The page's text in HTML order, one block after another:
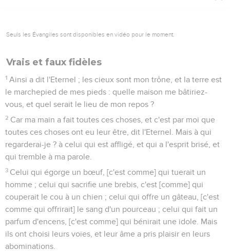
Seuls les Évangiles sont disponibles en vidéo pour le moment.
Vrais et faux fidèles
1 Ainsi a dit l'Eternel ; les cieux sont mon trône, et la terre est
le marchepied de mes pieds : quelle maison me bâtiriez-
vous, et quel serait le lieu de mon repos ?
2 Car ma main a fait toutes ces choses, et c'est par moi que
toutes ces choses ont eu leur être, dit l'Eternel. Mais à qui
regarderai-je ? à celui qui est affligé, et qui a l'esprit brisé, et
qui tremble à ma parole.
3 Celui qui égorge un bœuf, [c'est comme] qui tuerait un
homme ; celui qui sacrifie une brebis, c'est [comme] qui
couperait le cou à un chien ; celui qui offre un gâteau, [c'est
comme qui offrirait] le sang d'un pourceau ; celui qui fait un
parfum d'encens, [c'est comme] qui bénirait une idole. Mais
ils ont choisi leurs voies, et leur âme a pris plaisir en leurs
abominations.